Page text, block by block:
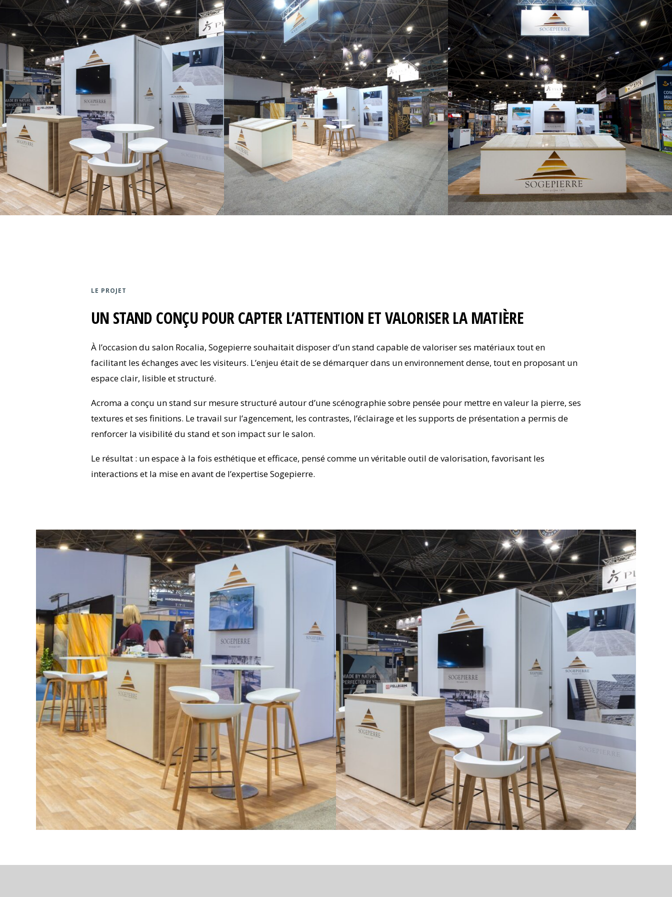
LE PROJET
UN STAND CONÇU POUR CAPTER L’ATTENTION ET VALORISER LA MATIÈRE
À l’occasion du salon Rocalia, Sogepierre souhaitait disposer d’un stand capable de valoriser ses matériaux tout en
facilitant les échanges avec les visiteurs. L’enjeu était de se démarquer dans un environnement dense, tout en proposant un
espace clair, lisible et structuré.
Acroma a conçu un stand sur mesure structuré autour d’une scénographie sobre pensée pour mettre en valeur la pierre, ses
textures et ses finitions. Le travail sur l’agencement, les contrastes, l’éclairage et les supports de présentation a permis de
renforcer la visibilité du stand et son impact sur le salon.
Le résultat : un espace à la fois esthétique et efficace, pensé comme un véritable outil de valorisation, favorisant les
interactions et la mise en avant de l’expertise Sogepierre.